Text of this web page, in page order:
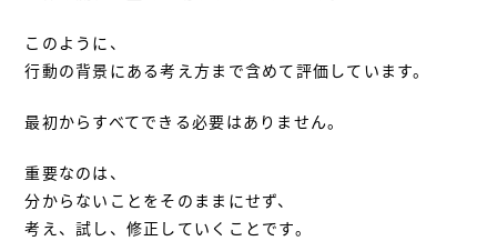
このように、
行動の背景にある考え方まで含めて評価しています。
最初からすべてできる必要はありません。
重要なのは、
分からないことをそのままにせず、
考え、試し、修正していくことです。